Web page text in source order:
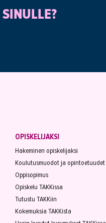
OPISKELIJAKSI
Hakeminen opiskelijaksi
Koulutusmuodot ja opintoetuudet
Oppisopimus
Opiskelu TAKKissa
Tutustu TAKKiin
Kokemuksia TAKKista